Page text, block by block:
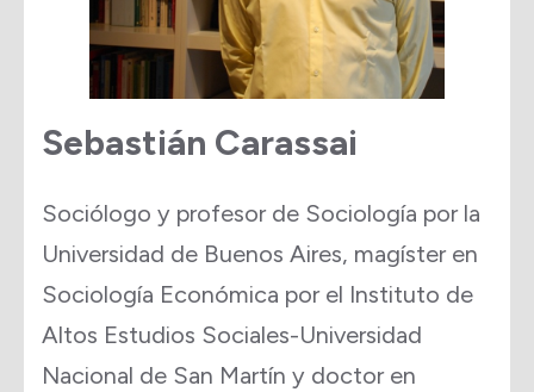
Sebastián Carassai
Sociólogo y profesor de Sociología por la
Universidad de Buenos Aires, magíster en
Sociología Económica por el Instituto de
Altos Estudios Sociales-Universidad
Nacional de San Martín y doctor en